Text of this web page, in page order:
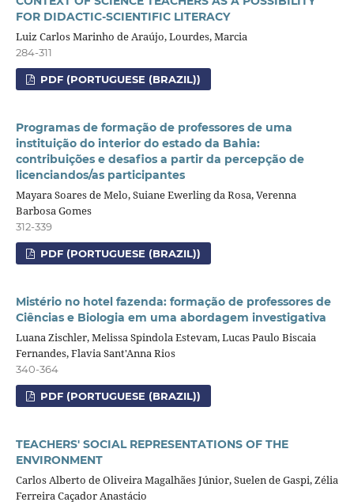
FOR DIDACTIC-SCIENTIFIC LITERACY
Luiz Carlos Marinho de Araújo, Lourdes, Marcia
284-311
PDF (PORTUGUESE (BRAZIL))
Programas de formação de professores de uma
instituição do interior do estado da Bahia:
contribuições e desafios a partir da percepção de
licenciandos/as participantes
Mayara Soares de Melo, Suiane Ewerling da Rosa, Verenna
Barbosa Gomes
312-339
PDF (PORTUGUESE (BRAZIL))
Mistério no hotel fazenda: formação de professores de
Ciências e Biologia em uma abordagem investigativa
Luana Zischler, Melissa Spindola Estevam, Lucas Paulo Biscaia
Fernandes, Flavia Sant'Anna Rios
340-364
PDF (PORTUGUESE (BRAZIL))
TEACHERS' SOCIAL REPRESENTATIONS OF THE
ENVIRONMENT
Carlos Alberto de Oliveira Magalhães Júnior, Suelen de Gaspi, Zélia
Ferreira Caçador Anastácio